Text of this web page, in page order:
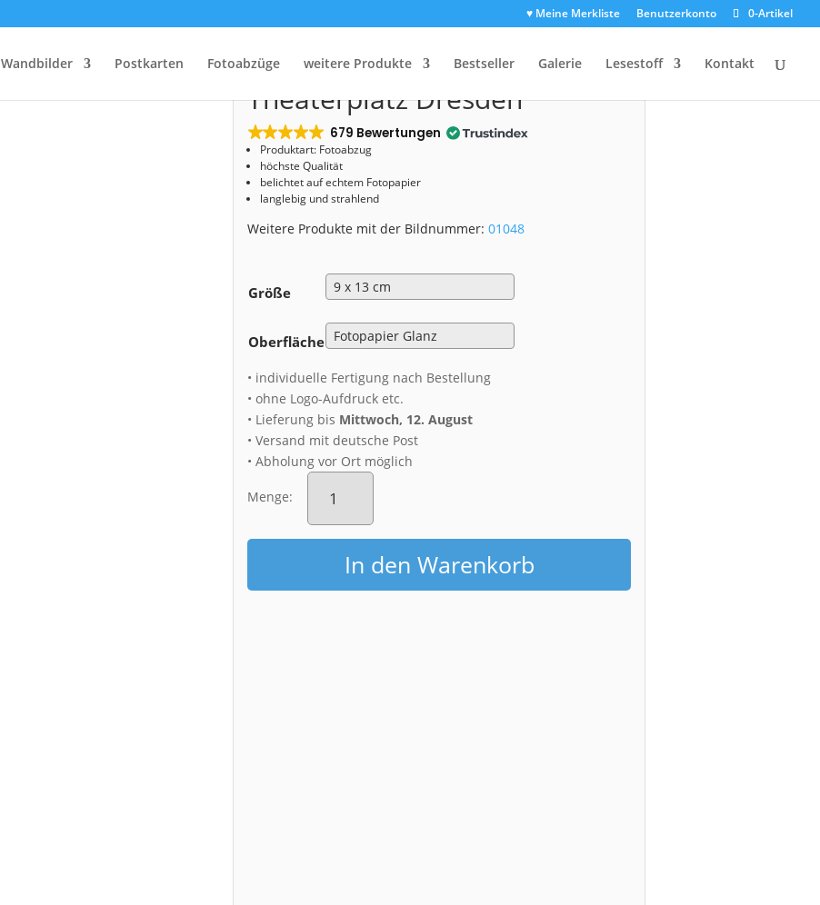
♥ Meine Merkliste Benutzerkonto 0-Artikel
Wandbilder Postkarten Fotoabzüge weitere Produkte Bestseller Galerie Lesestoff Kontakt
Start/Shop/Fotoabzug/ Fotoabzug (01048) Theaterplatz Dresden
Fotoabzug (01048)
Theaterplatz Dresden
679 Bewertungen
Produktart: Fotoabzug
höchste Qualität
belichtet auf echtem Fotopapier
langlebig und strahlend
Weitere Produkte mit der Bildnummer:01048
Größe
Oberfläche
• individuelle Fertigung nach Bestellung
• ohne Logo-Aufdruck etc.
• Lieferung bis Mittwoch, 12. August
• Versand mit deutsche Post
• Abholung vor Ort möglich
Menge:
Fotoabzug
(01048)
Dresden
Menge
In den Warenkorb